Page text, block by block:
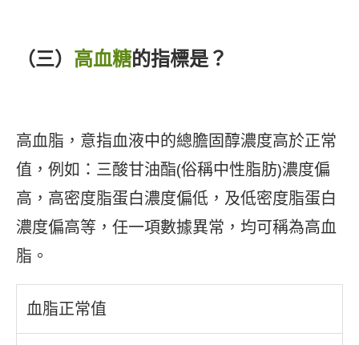
（三） 高血糖的指標是？
高血脂，意指血液中的總膽固醇濃度高於正常
值，例如：三酸甘油酯(俗稱中性脂肪)濃度偏
高，高密度脂蛋白濃度偏低，及低密度脂蛋白
濃度偏高等，任一項數據異常，均可稱為高血
脂。
血脂正常值